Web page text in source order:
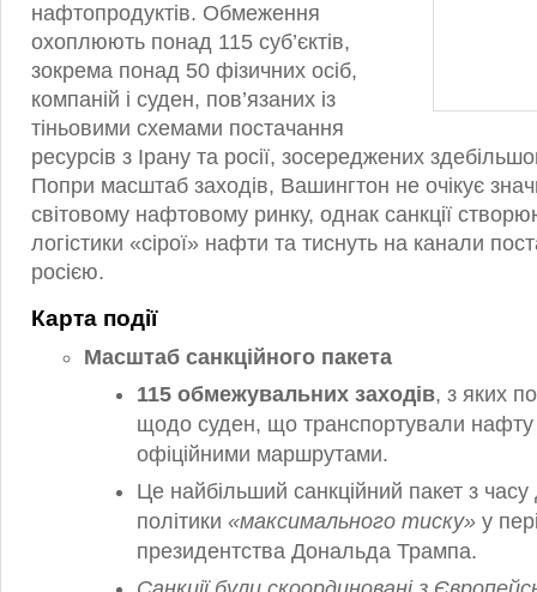
нафтопродуктів. Обмеження
охоплюють понад 115 суб’єктів,
зокрема понад 50 фізичних осіб,
компаній і суден, пов’язаних із
тіньовими схемами постачання
ресурсів з Ірану та росії, зосереджених
Попри масштаб заходів, Вашингтон не очікує
світовому нафтовому ринку, однак санкції
логістики «сірої» нафти та тиснуть на канали
росією.
Карта події
Масштаб санкційного пакета
115 обмежувальних заходів, з яких
щодо суден, що транспортували нафту
офіційними маршрутами.
Це найбільший санкційний пакет з часу
політики «максимального тиску» у
президентства Дональда Трампа.